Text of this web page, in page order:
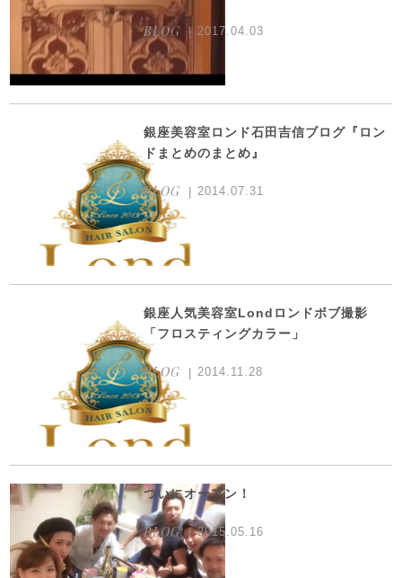
BLOG 2017.04.03
銀座美容室ロンド石田吉信ブログ『ロン
ドまとめのまとめ』
BLOG 2014.07.31
銀座人気美容室Londロンドボブ撮影
「フロスティングカラー」
BLOG 2014.11.28
ついにオープン！
BLOG 2015.05.16